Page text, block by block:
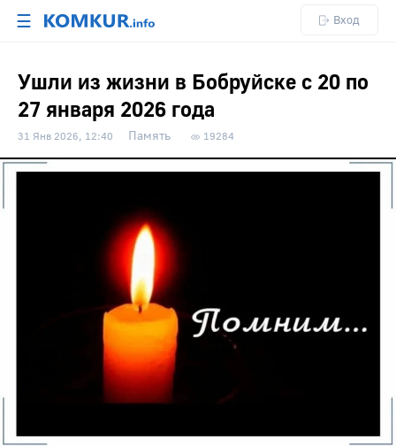
☰ Вход
Ушли из жизни в Бобруйске с 20 по
27 января 2026 года
31 Янв 2026, 12:40 Память 19284